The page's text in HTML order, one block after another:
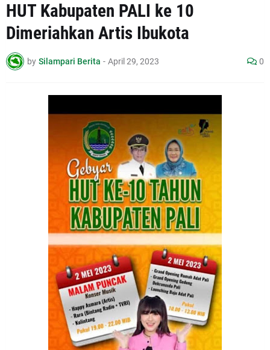
HUT Kabupaten PALI ke 10
Dimeriahkan Artis Ibukota
by Silampari Berita - April 29, 2023 0